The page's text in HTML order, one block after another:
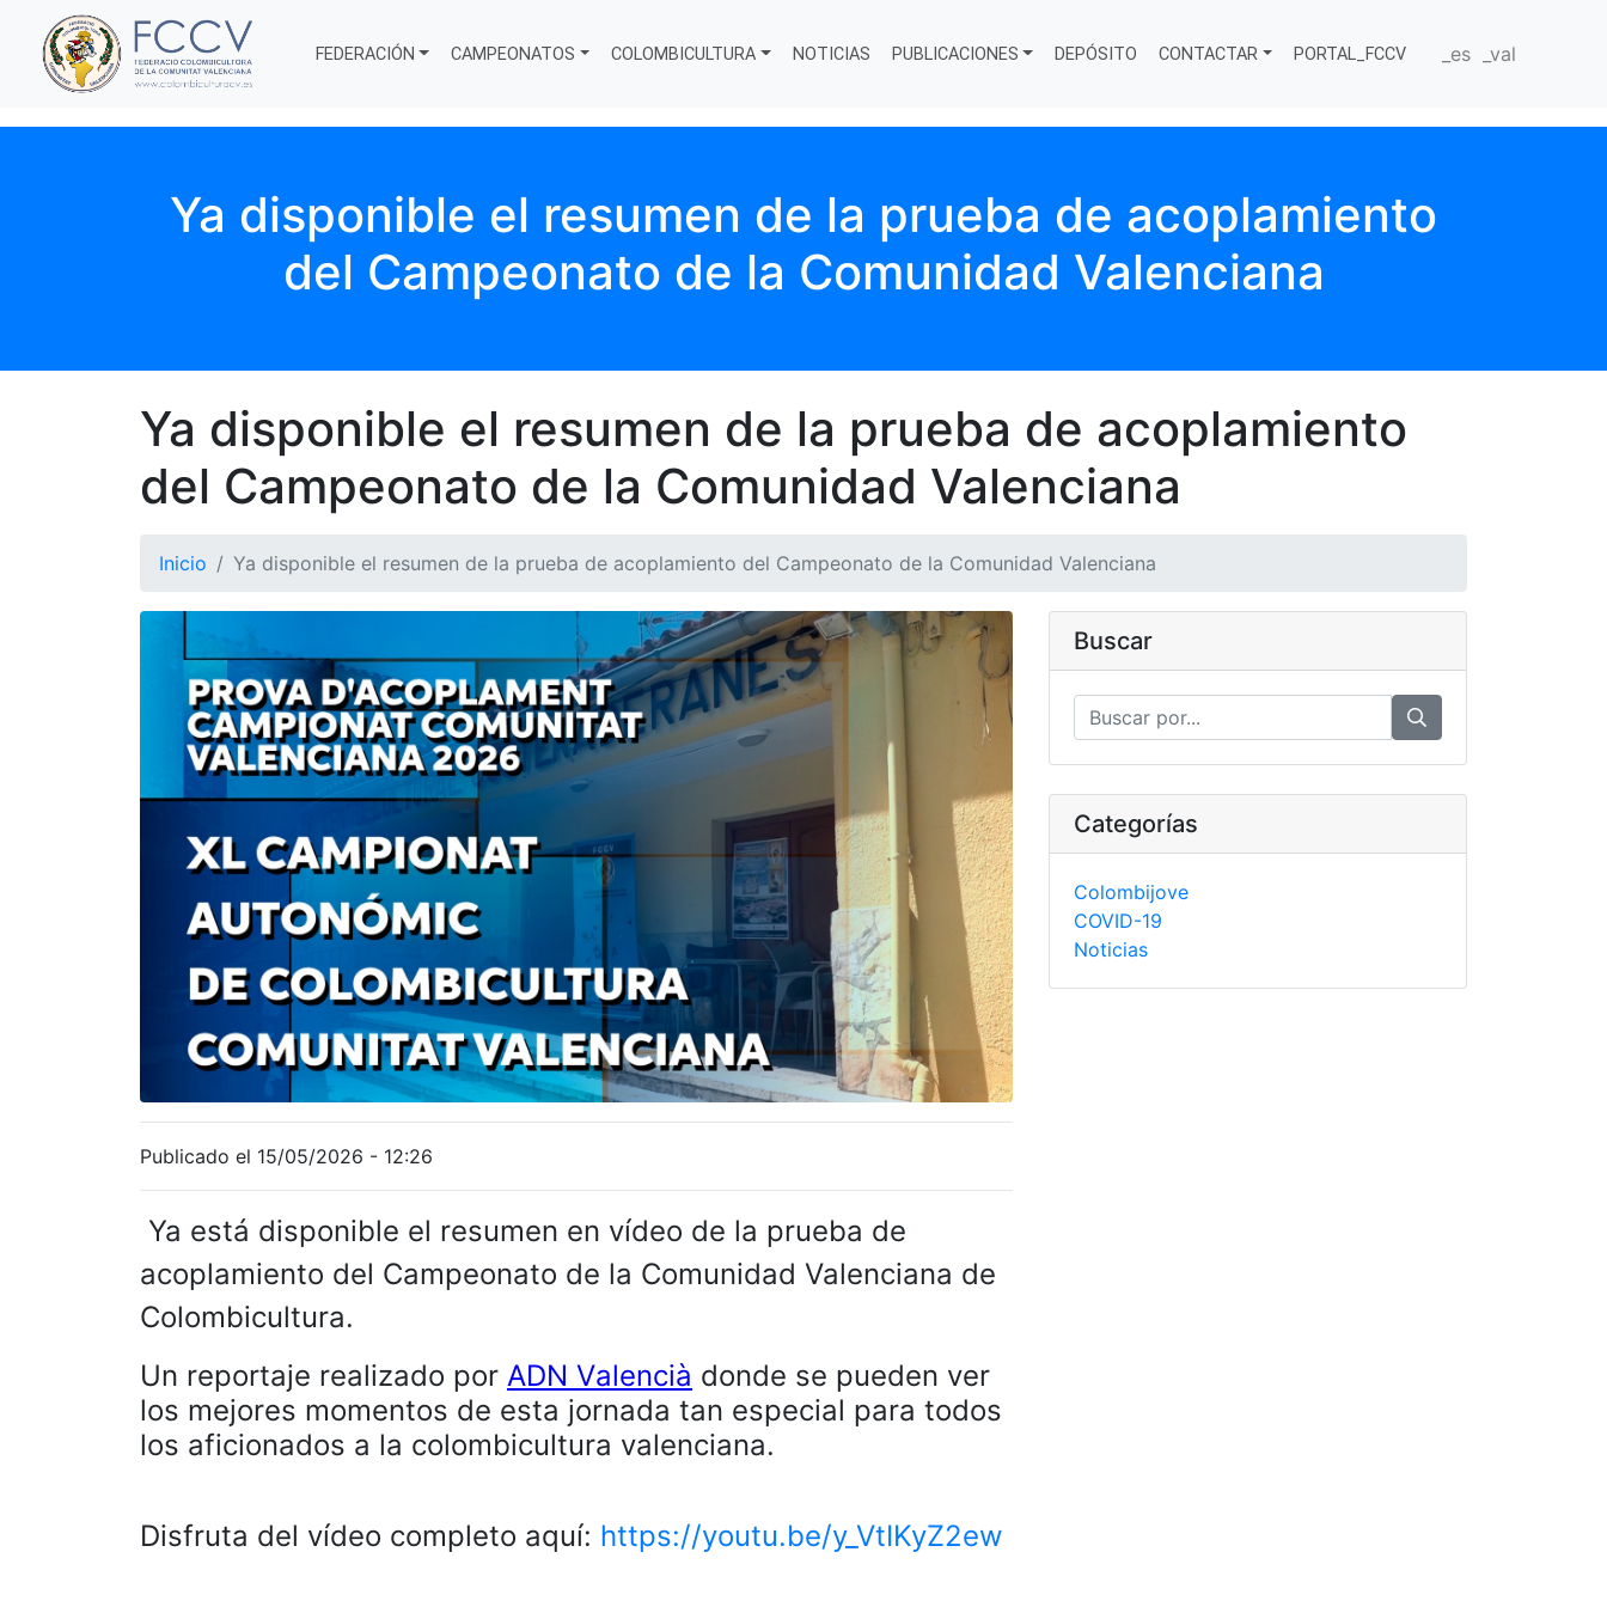
FEDERACIÓN CAMPEONATOS COLOMBICULTURA NOTICIAS PUBLICACIONES DEPÓSITO CONTACTAR PORTAL_FCCV _es _val
Ya disponible el resumen de la prueba de acoplamiento
del Campeonato de la Comunidad Valenciana
Ya disponible el resumen de la prueba de acoplamiento
del Campeonato de la Comunidad Valenciana
Inicio Ya disponible el resumen de la prueba de acoplamiento del Campeonato de la Comunidad Valenciana
Publicado el 15/05/2026 - 12:26
Ya está disponible el resumen en vídeo de la prueba de
acoplamiento del Campeonato de la Comunidad Valenciana de
Colombicultura.
Un reportaje realizado por ADN Valencià donde se pueden ver
los mejores momentos de esta jornada tan especial para todos
los aficionados a la colombicultura valenciana.
Disfruta del vídeo completo aquí: https://youtu.be/y_VtIKyZ2ew
Buscar
Categorías
Colombijove
COVID-19
Noticias